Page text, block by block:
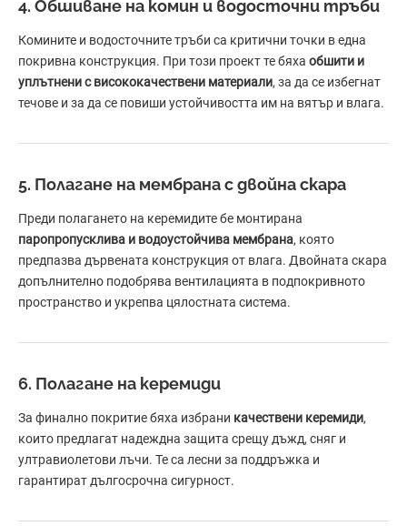
4. Обшиване на комин и водосточни тръби
Комините и водосточните тръби са критични точки в една
покривна конструкция. При този проект те бяха обшити и
уплътнени с висококачествени материали, за да се избегнат
течове и за да се повиши устойчивостта им на вятър и влага.
5. Полагане на мембрана с двойна скара
Преди полагането на керемидите бе монтирана
паропропусклива и водоустойчива мембрана, която
предпазва дървената конструкция от влага. Двойната скара
допълнително подобрява вентилацията в подпокривното
пространство и укрепва цялостната система.
6. Полагане на керемиди
За финално покритие бяха избрани качествени керемиди,
които предлагат надеждна защита срещу дъжд, сняг и
ултравиолетови лъчи. Те са лесни за поддръжка и
гарантират дългосрочна сигурност.